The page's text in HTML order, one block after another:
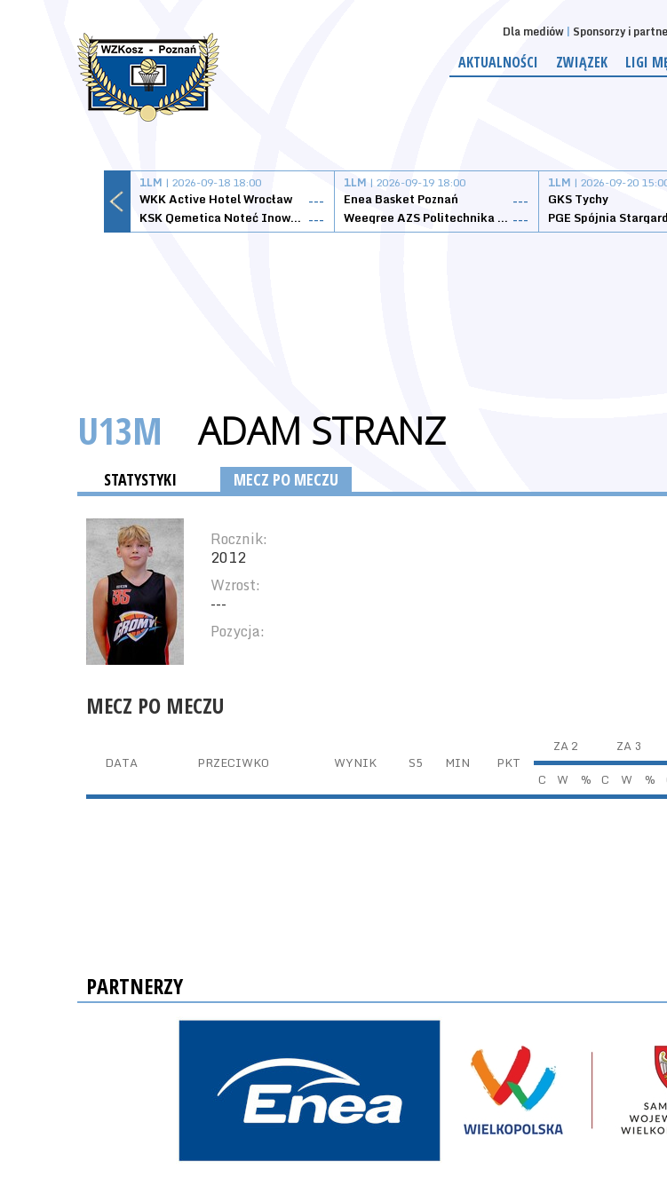
Dla mediów Sponsorzy i
AKTUALNOŚCI ZWIĄZEK LIGI
1LM | 2026-09-18 18:00
WKK Active Hotel Wrocław
---
KSK Qemetica Noteć Inowrocław ---
1LM | 2026-09-19 18:00
Enea Basket Poznań
---
Weegree AZS Politechnika Opolska ---
1LM | 2026-09-20
GKS Tychy
PGE Spójnia Stargard
U13M ADAM STRANZ
STATYSTYKI MECZ PO MECZU
Rocznik:
2012
Wzrost:
---
Pozycja:
MECZ PO MECZU
DATA PRZECIWKO WYNIK S5 MIN PKT
ZA 2 ZA 3
C
W % C W %
PARTNERZY